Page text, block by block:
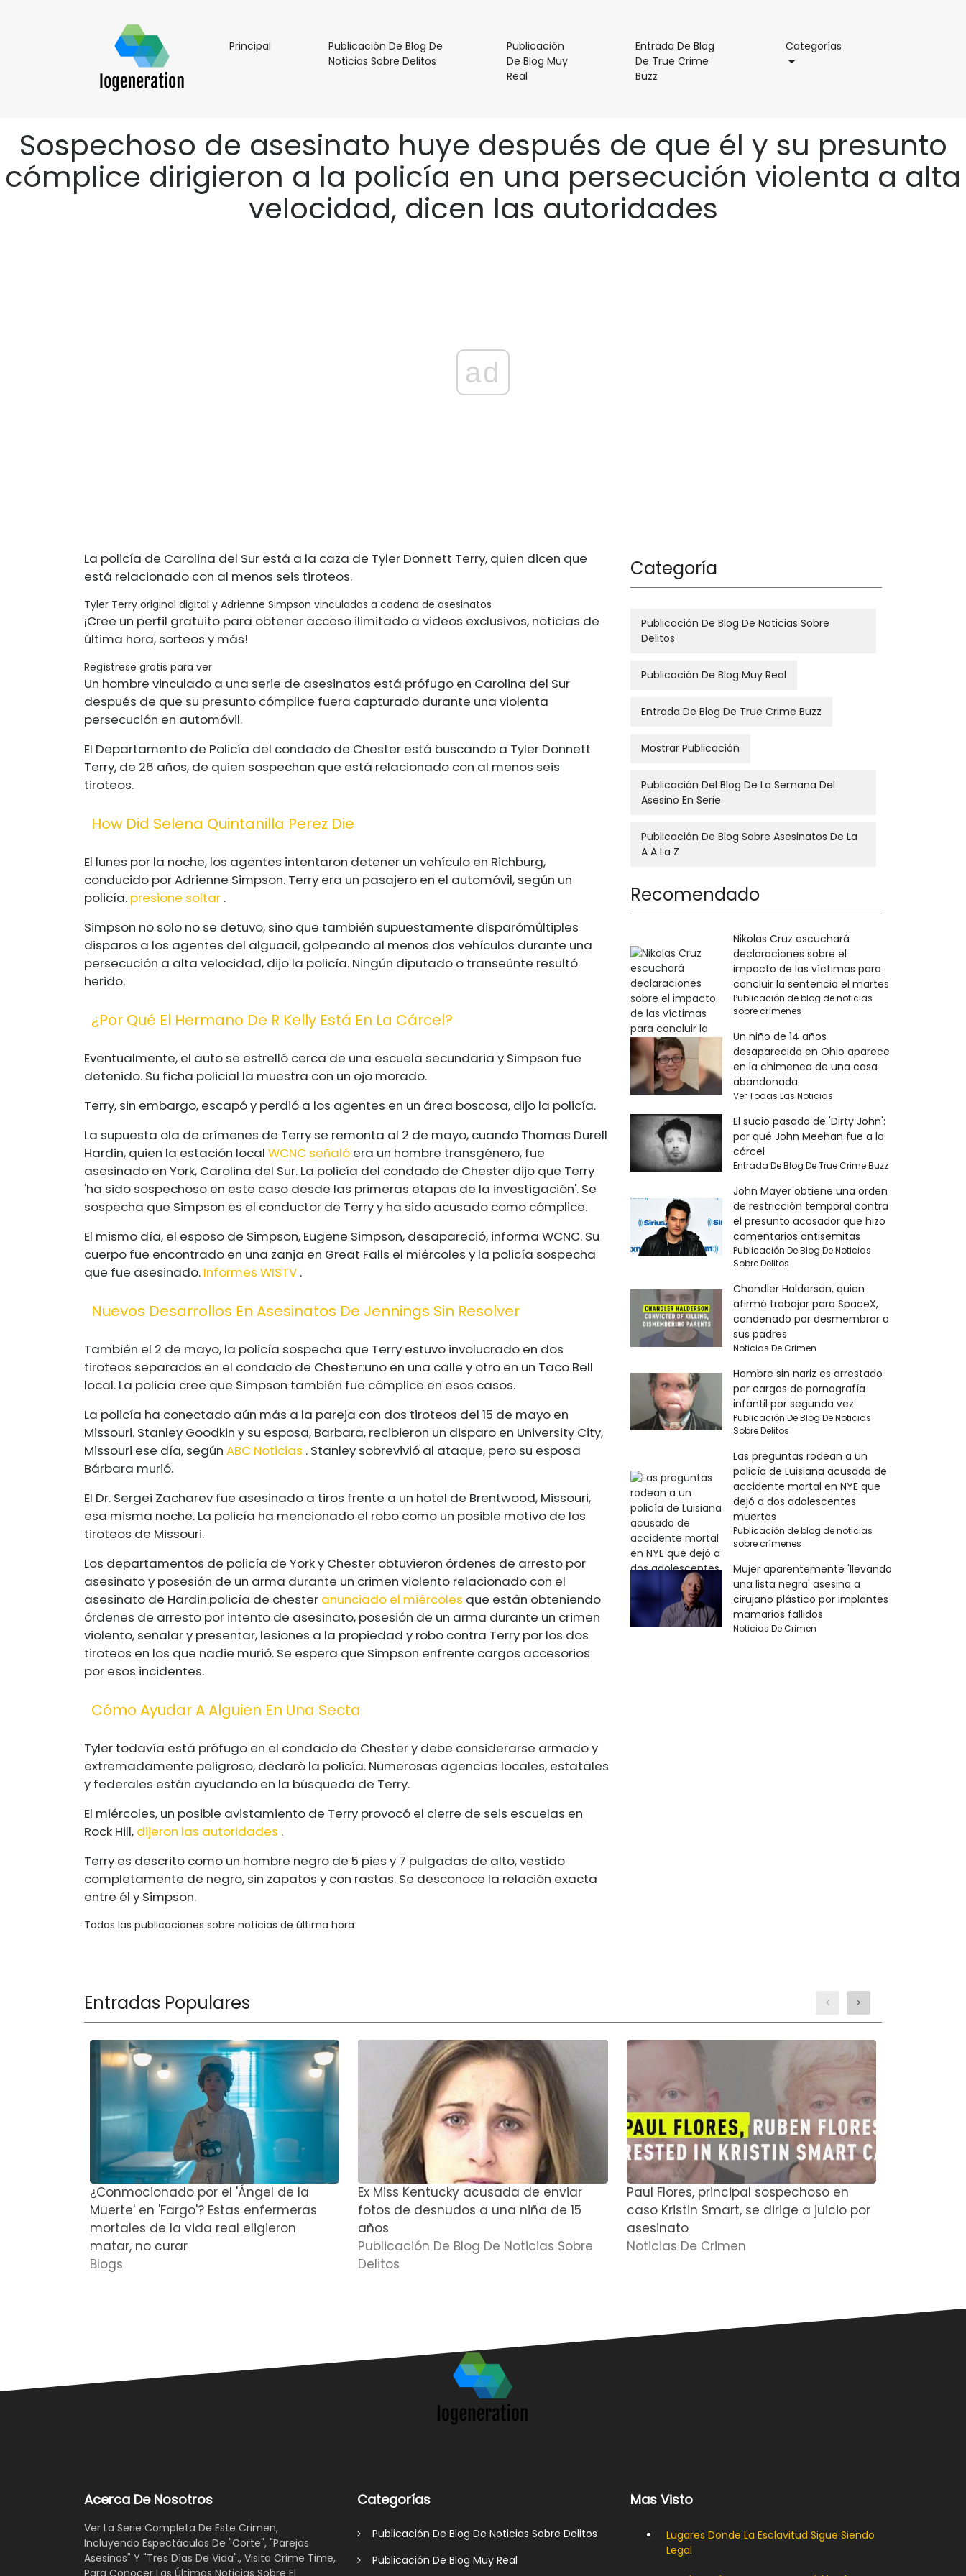
PrincipalPrincipal
Publicación De Blog De
Noticias Sobre DelitosPublicación
Delitos
Publicación
De Blog Muy
Real
Entrada De Blog
De True Crime
BuzzEntrada
Crime
Buzz
Categorías
Sospechoso de asesinato huye después de que él y su presunto
cómplice dirigieron a la policía en una persecución violenta a alta
velocidad, dicen las autoridades
ad
La policía de Carolina del Sur está a la caza de Tyler Donnett Terry, quien dicen que
está relacionado con al menos seis tiroteos.
Tyler Terry original digital y Adrienne Simpson vinculados a cadena de asesinatos
¡Cree un perfil gratuito para obtener acceso ilimitado a videos exclusivos, noticias de
última hora, sorteos y más!
Regístrese gratis para ver
Un hombre vinculado a una serie de asesinatos está prófugo en Carolina del Sur
después de que su presunto cómplice fuera capturado durante una violenta
persecución en automóvil.
El Departamento de Policía del condado de Chester está buscando a Tyler Donnett
Terry, de 26 años, de quien sospechan que está relacionado con al menos seis
tiroteos.
How Did Selena Quintanilla Perez Die
El lunes por la noche, los agentes intentaron detener un vehículo en Richburg,
conducido por Adrienne Simpson. Terry era un pasajero en el automóvil, según un
policía. presione soltar .
Simpson no solo no se detuvo, sino que también supuestamente disparómúltiples
disparos a los agentes del alguacil, golpeando al menos dos vehículos durante una
persecución a alta velocidad, dijo la policía. Ningún diputado o transeúnte resultó
herido.
¿Por Qué El Hermano De R Kelly Está En La Cárcel?
Eventualmente, el auto se estrelló cerca de una escuela secundaria y Simpson fue
detenido. Su ficha policial la muestra con un ojo morado.
Terry, sin embargo, escapó y perdió a los agentes en un área boscosa, dijo la policía.
La supuesta ola de crímenes de Terry se remonta al 2 de mayo, cuando Thomas Durell
Hardin, quien la estación local WCNC señaló era un hombre transgénero, fue
asesinado en York, Carolina del Sur. La policía del condado de Chester dijo que Terry
'ha sido sospechoso en este caso desde las primeras etapas de la investigación'. Se
sospecha que Simpson es el conductor de Terry y ha sido acusado como cómplice.
El mismo día, el esposo de Simpson, Eugene Simpson, desapareció, informa WCNC. Su
cuerpo fue encontrado en una zanja en Great Falls el miércoles y la policía sospecha
que fue asesinado. Informes WISTV .
Nuevos Desarrollos En Asesinatos De Jennings Sin Resolver
También el 2 de mayo, la policía sospecha que Terry estuvo involucrado en dos
tiroteos separados en el condado de Chester:uno en una calle y otro en un Taco Bell
local. La policía cree que Simpson también fue cómplice en esos casos.
La policía ha conectado aún más a la pareja con dos tiroteos del 15 de mayo en
Missouri. Stanley Goodkin y su esposa, Barbara, recibieron un disparo en University City,
Missouri ese día, según ABC Noticias . Stanley sobrevivió al ataque, pero su esposa
Bárbara murió.
El Dr. Sergei Zacharev fue asesinado a tiros frente a un hotel de Brentwood, Missouri,
esa misma noche. La policía ha mencionado el robo como un posible motivo de los
tiroteos de Missouri.
Los departamentos de policía de York y Chester obtuvieron órdenes de arresto por
asesinato y posesión de un arma durante un crimen violento relacionado con el
asesinato de Hardin.policía de chester anunciado el miércoles que están obteniendo
órdenes de arresto por intento de asesinato, posesión de un arma durante un crimen
violento, señalar y presentar, lesiones a la propiedad y robo contra Terry por los dos
tiroteos en los que nadie murió. Se espera que Simpson enfrente cargos accesorios
por esos incidentes.
Cómo Ayudar A Alguien En Una Secta
Tyler todavía está prófugo en el condado de Chester y debe considerarse armado y
extremadamente peligroso, declaró la policía. Numerosas agencias locales, estatales
y federales están ayudando en la búsqueda de Terry.
El miércoles, un posible avistamiento de Terry provocó el cierre de seis escuelas en
Rock Hill, dijeron las autoridades .
Terry es descrito como un hombre negro de 5 pies y 7 pulgadas de alto, vestido
completamente de negro, sin zapatos y con rastas. Se desconoce la relación exacta
entre él y Simpson.
Todas las publicaciones sobre noticias de última hora
Categoría
Publicación De Blog De Noticias Sobre
Delitos
Publicación De Blog Muy Real
Entrada De Blog De True Crime Buzz
Mostrar Publicación
Publicación Del Blog De La Semana Del
Asesino En Serie
Publicación De Blog Sobre Asesinatos De La
A A La Z
Recomendado
Nikolas Cruz escuchará
declaraciones sobre el
impacto de las víctimas para
concluir la sentencia el martes
Publicación de blog de noticias
sobre crímenes
Un niño de 14 años
desaparecido en Ohio aparece
en la chimenea de una casa
abandonada
Ver Todas Las Noticias
El sucio pasado de 'Dirty John':
por qué John Meehan fue a la
cárcel
Entrada De Blog De True Crime Buzz
John Mayer obtiene una orden
de restricción temporal contra
el presunto acosador que hizo
comentarios antisemitas
Publicación De Blog De Noticias
Sobre Delitos
Chandler Halderson, quien
afirmó trabajar para SpaceX,
condenado por desmembrar a
sus padres
Noticias De Crimen
Hombre sin nariz es arrestado
por cargos de pornografía
infantil por segunda vez
Publicación De Blog De Noticias
Sobre Delitos
Las preguntas rodean a un
policía de Luisiana acusado de
accidente mortal en NYE que
dejó a dos adolescentes
muertos
Publicación de blog de noticias
sobre crímenes
Mujer aparentemente 'llevando
una lista negra' asesina a
cirujano plástico por implantes
mamarios fallidos
Noticias De Crimen
Entradas Populares
¿Conmocionado por el 'Ángel de la
Muerte' en 'Fargo'? Estas enfermeras
mortales de la vida real eligieron
matar, no curar
Blogs
Ex Miss Kentucky acusada de enviar
fotos de desnudos a una niña de 15
años
Publicación De Blog De Noticias Sobre
Delitos
Paul Flores, principal sospechoso en
caso Kristin Smart, se dirige a juicio por
asesinato
Noticias De Crimen
Acerca De Nosotros
Ver La Serie Completa De Este Crimen,
Incluyendo Espectáculos De "Corte", "Parejas
Asesinos" Y "Tres Días De Vida"., Visita Crime Time,
Para Conocer Las Últimas Noticias Sobre El
Categorías
Publicación De Blog De Noticias Sobre Delitos
Publicación De Blog Muy Real
Mas Visto
Lugares Donde La Esclavitud Sigue Siendo
Legal